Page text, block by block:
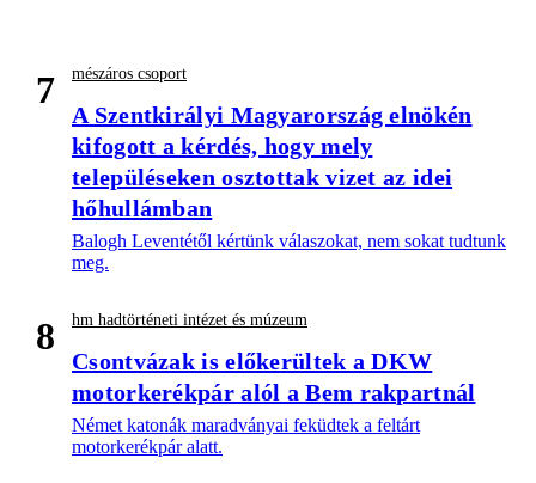
7 mészáros csoport
A Szentkirályi Magyarország elnökén
kifogott a kérdés, hogy mely
településeken osztottak vizet az idei
hőhullámban
Balogh Leventétől kértünk válaszokat, nem sokat tudtunk
meg.
8 hm hadtörténeti intézet és múzeum
Csontvázak is előkerültek a DKW
motorkerékpár alól a Bem rakpartnál
Német katonák maradványai feküdtek a feltárt
motorkerékpár alatt.